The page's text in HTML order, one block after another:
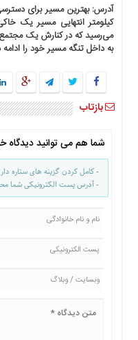
آدرس: بهترین مسیر برای
کیلومتر انتهایی مسیر یک
می‌رسید که در کنارش یک مجتمع
به داخل تنگه مسیر خود را
بازتاب
شما هم می توانید دیدگاه
- کامل کردن گزینه های ستاره
- آدرس پست الکترونیکی شما